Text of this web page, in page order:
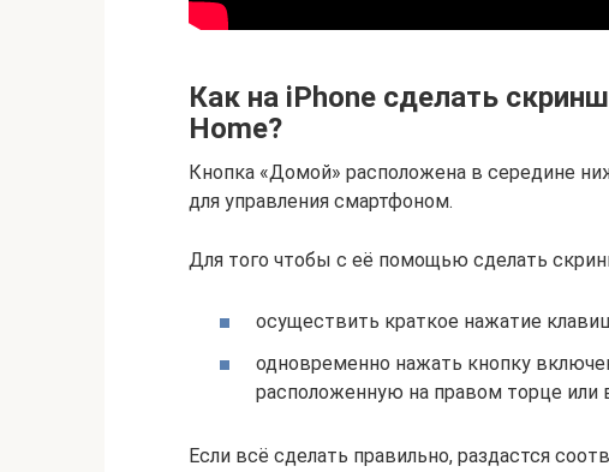
Как на iPhone сделать
Home?
Кнопка «Домой» расположена в середине
для управления смартфоном.
Для того чтобы с её помощью сделать
осуществить краткое нажатие
одновременно нажать кнопку
расположенную на правом торце или
Если всё сделать правильно, раздастся